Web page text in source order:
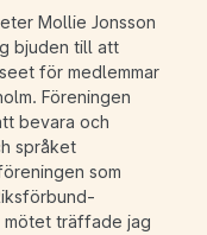
Mollie Jonsson
bjuden till att
för medlemmar
Föreningen
bevara och
språket
som
mötet träffade jag